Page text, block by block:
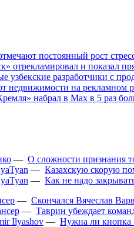
постоянный рост
отрекламировал и показал
узбекские разработчики с
недвижимости на рекламном
набрал в Max в 5 раз
— О сложности признания
— Казахскую скорую
— Как не надо
— Скончался Вячеслав
— Таврин убеждает
Ilyashov — Нужна ли кнопка